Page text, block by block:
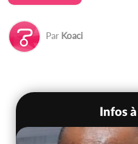
Par Koaci
Infos